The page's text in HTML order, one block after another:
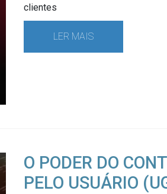
clientes
LER MAIS
O PODER DO
PELO USUÁRIO